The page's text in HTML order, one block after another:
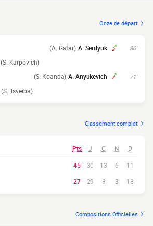
Onze de départ
80'
A. Serdyuk
(A. Gafar)
(S. Karpovich)
71'
A. Anyukevich
(S. Koanda)
(S. Tsveiba)
Classement complet
Pts J G N D
45 30 13 6
11
27 29 8 3 18
Compositions Officielles